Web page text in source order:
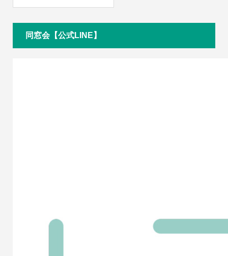
同窓会【公式LINE】